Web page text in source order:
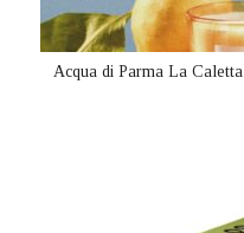
Acqua di Parma La